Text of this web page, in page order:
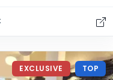
EXCLUSIVE TOP